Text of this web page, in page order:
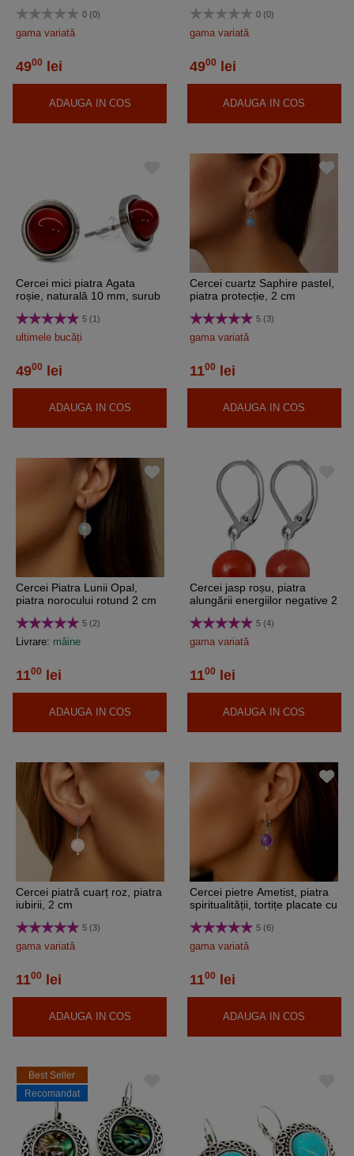
0 (0)
gama variată
4900 lei
ADAUGA IN COS
0 (0)
gama variată
4900 lei
ADAUGA IN COS
Cercei mici piatra Agata
roșie, naturală 10 mm, surub
5 (1)
ultimele bucăți
4900 lei
ADAUGA IN COS
Cercei cuartz Saphire pastel,
piatra protecție, 2 cm
5 (3)
gama variată
1100 lei
ADAUGA IN COS
Cercei Piatra Lunii Opal,
piatra norocului rotund 2 cm
5 (2)
Livrare: mâine
1100 lei
ADAUGA IN COS
Cercei jasp roșu, piatra
alungării energiilor negative 2
5 (4)
gama variată
1100 lei
ADAUGA IN COS
Cercei piatră cuarț roz, piatra
iubirii, 2 cm
5 (3)
gama variată
1100 lei
ADAUGA IN COS
Cercei pietre Ametist, piatra
spiritualității, tortițe placate cu
5 (6)
gama variată
1100 lei
ADAUGA IN COS
Best Seller
Recomandat